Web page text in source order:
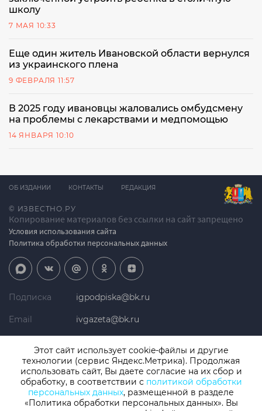
школу
7 МАЯ 10:33
Еще один житель Ивановской области вернулся
из украинского плена
9 ФЕВРАЛЯ 11:57
В 2025 году ивановцы жаловались омбудсмену
на проблемы с лекарствами и медпомощью
14 ЯНВАРЯ 10:10
© ИЗВЕСТНО.РУ
Копирование материалов без ссылки на сайт запрещено
Условия использования сайта
Политика обработки персональных данных
ОБ ИЗДАНИИ КОНТАКТЫ РЕДАКЦИЯ
Подписка igpodpiska@bk.ru
Email ivgazeta@bk.ru
Телефон +7 (4932) 41-94-81
СМИ: Izvestno.ru. Реестровая запись 08.11.2019 серия ЭЛ № ФС 77 -
Этот сайт использует cookie-файлы и другие
технологии (сервис Яндекс.Метрика). Продолжая
использовать сайт, Вы даете согласие на их сбор и
обработку, в соответствии с политикой обработки
персональных данных, размещенной в разделе
«Политика обработки персональных данных». Вы